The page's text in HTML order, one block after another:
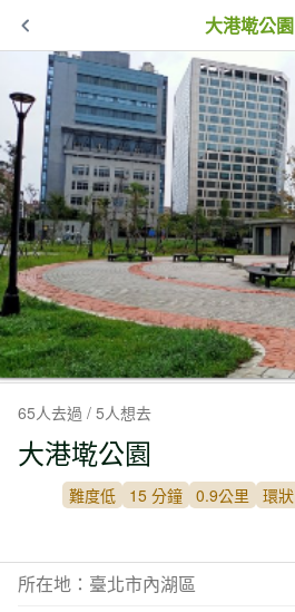
大港墘公園
65人去過 / 5人想去
大港墘公園
難度低 15 分鐘 0.9公里 環狀
所在地：臺北市內湖區